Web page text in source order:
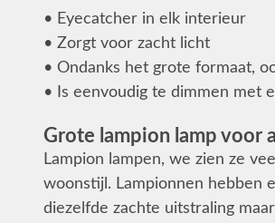
• Eyecatcher in elk interieur
• Zorgt voor zacht licht
• Ondanks het grote formaat,
• Is eenvoudig te dimmen met
Grote lampion lamp voor
Lampion lampen, we zien ze
woonstijl. Lampionnen hebben
diezelfde zachte uitstraling